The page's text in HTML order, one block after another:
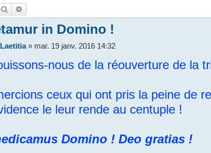
Rechercher
in Domino !
Laetitia» mar. 19 janv. 2016 14:32
nous de la réouverture de la
ceux qui ont pris la peine de
le leur rende au centuple !
Domino ! Deo gratias !